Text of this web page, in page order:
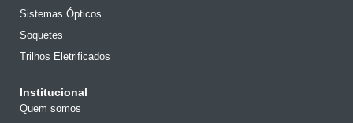
Sistemas Ópticos
Soquetes
Trilhos Eletrificados
Institucional
Quem somos